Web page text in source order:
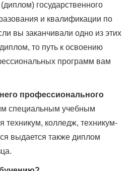
государственного
и квалификации по
вы заканчивали одно из этих
то путь к освоению
программ вам
профессионального
специальным учебным
техникум, колледж, техникум-
выдается также диплом